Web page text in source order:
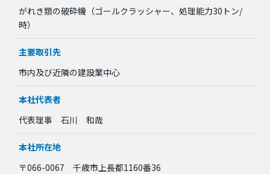
がれき類の破砕機（ゴールクラッシャー、処理能力30トン/
時）
主要取引先
市内及び近隣の建設業中心
本社代表者
代表理事 石川 和哉
本社所在地
〒066-0067 千歳市上長都1160番36